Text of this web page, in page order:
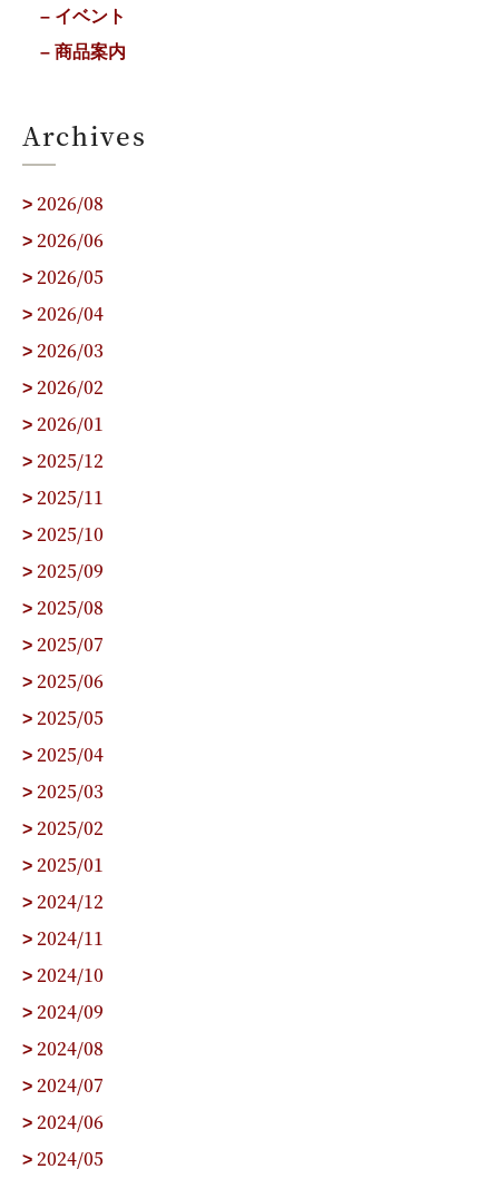
– イベント
– 商品案内
Archives
> 2026/08
> 2026/06
> 2026/05
> 2026/04
> 2026/03
> 2026/02
> 2026/01
> 2025/12
> 2025/11
> 2025/10
> 2025/09
> 2025/08
> 2025/07
> 2025/06
> 2025/05
> 2025/04
> 2025/03
> 2025/02
> 2025/01
> 2024/12
> 2024/11
> 2024/10
> 2024/09
> 2024/08
> 2024/07
> 2024/06
> 2024/05